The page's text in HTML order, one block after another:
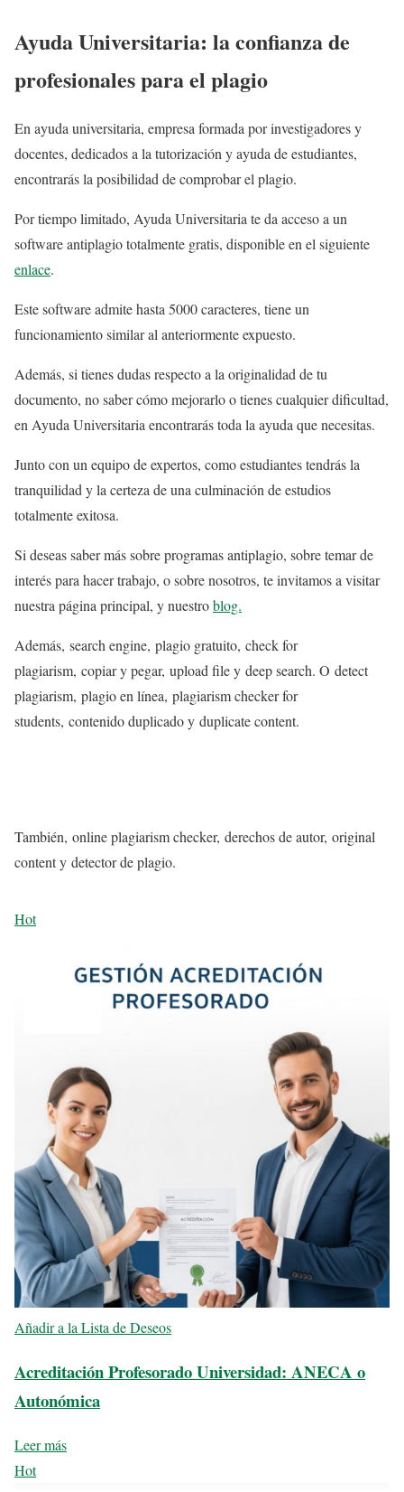
Ayuda Universitaria: la confianza de
profesionales para el plagio
En ayuda universitaria, empresa formada por investigadores y
docentes, dedicados a la tutorización y ayuda de estudiantes,
encontrarás la posibilidad de comprobar el plagio.
Por tiempo limitado, Ayuda Universitaria te da acceso a un
software antiplagio totalmente gratis, disponible en el siguiente
enlace.
Este software admite hasta 5000 caracteres, tiene un
funcionamiento similar al anteriormente expuesto.
Además, si tienes dudas respecto a la originalidad de tu
documento, no saber cómo mejorarlo o tienes cualquier dificultad,
en Ayuda Universitaria encontrarás toda la ayuda que necesitas.
Junto con un equipo de expertos, como estudiantes tendrás la
tranquilidad y la certeza de una culminación de estudios
totalmente exitosa.
Si deseas saber más sobre programas antiplagio, sobre temar de
interés para hacer trabajo, o sobre nosotros, te invitamos a visitar
nuestra página principal, y nuestroblog.
Además, search engine, plagio gratuito, check for
plagiarism, copiar y pegar, upload file y deep search. O detect
plagiarism, plagio en línea, plagiarism checker for
students, contenido duplicado y duplicate content.
También, online plagiarism checker, derechos de autor, original
content y detector de plagio.
Hot
Añadir a la Lista de Deseos
Acreditación Profesorado Universidad: ANECA o
Autonómica
Leer más
Hot